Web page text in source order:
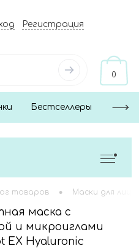
Регистрация
0
Бестселлеры
товаров • Маски для лица
маска с
и микроиглами
EX Hyaluronic